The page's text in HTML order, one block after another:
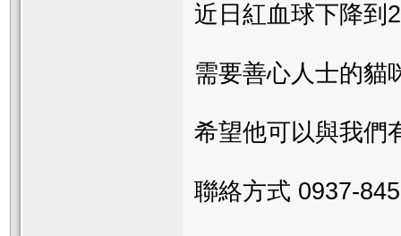
近日紅血球下降到
需要善心人士的貓
希望他可以與我們
聯絡方式 0937-